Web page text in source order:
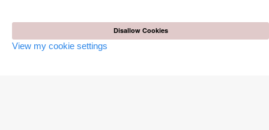
Disallow Cookies
View my cookie settings
Publish dissertation